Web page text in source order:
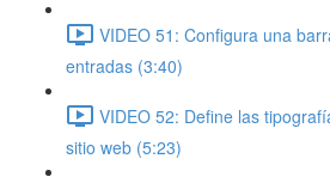
VIDEO 51: Configura una
entradas (3:40)
VIDEO 52: Define las
sitio web (5:23)